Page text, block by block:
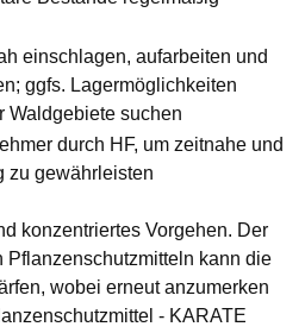
einschlagen, aufarbeiten und
ggfs. Lagermöglichkeiten
Waldgebiete suchen
durch HF, um zeitnahe und
zu gewährleisten
konzentriertes Vorgehen. Der
Pflanzenschutzmitteln kann die
wobei erneut anzumerken
- KARATE